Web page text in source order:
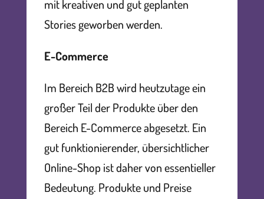
mit kreativen und gut geplanten
Stories geworben werden.
E-Commerce
Im Bereich B2B wird heutzutage ein
großer Teil der Produkte über den
Bereich E-Commerce abgesetzt. Ein
gut funktionierender, übersichtlicher
Online-Shop ist daher von essentieller
Bedeutung. Produkte und Preise